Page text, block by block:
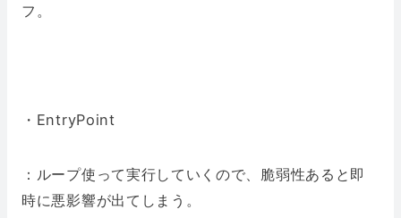
フ。
・EntryPoint
：ループ使って実行していくので、脆弱性あると即
時に悪影響が出てしまう。